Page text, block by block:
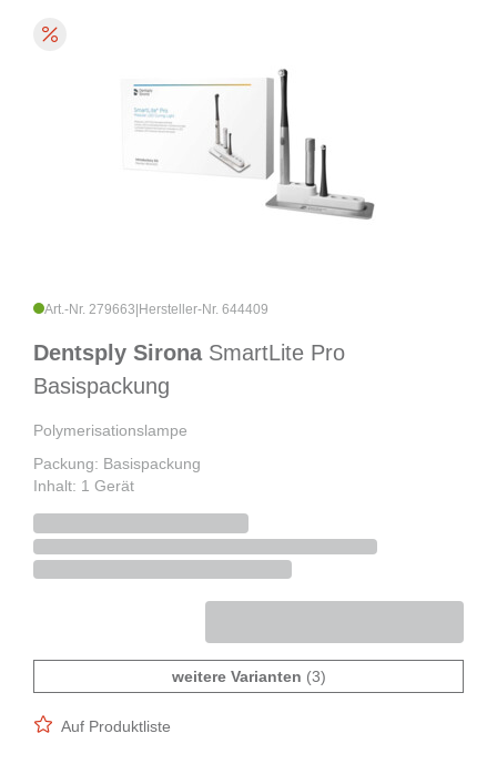
Art.-Nr. 279663 Hersteller-Nr. 644409
Dentsply Sirona SmartLite Pro
Basispackung
Polymerisationslampe
Packung: Basispackung
Inhalt: 1 Gerät
weitere Varianten (3)
Auf Produktliste